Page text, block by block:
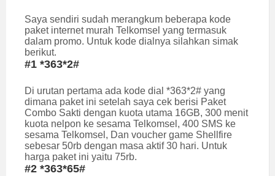
Saya sendiri sudah merangkum beberapa kode
paket internet murah Telkomsel yang termasuk
dalam promo. Untuk kode dialnya silahkan simak
berikut.
#1 *363*2#
Di urutan pertama ada kode dial *363*2# yang
dimana paket ini setelah saya cek berisi Paket
Combo Sakti dengan kuota utama 16GB, 300 menit
kuota nelpon ke sesama Telkomsel, 400 SMS ke
sesama Telkomsel, Dan voucher game Shellfire
sebesar 50rb dengan masa aktif 30 hari. Untuk
harga paket ini yaitu 75rb.
#2 *363*65#